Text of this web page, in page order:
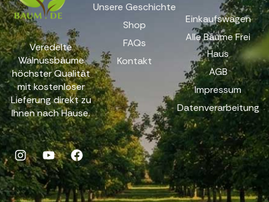
Unsere Geschichte
Shop
FAQs
Kontakt
Einkaufswagen
Alle Bäume Frei
Haus
AGB
Impressum
Datenverarbeitung
Veredelte
Walnussbäume
höchster Qualität
mit kostenloser
Lieferung direkt zu
Ihnen nach Hause.